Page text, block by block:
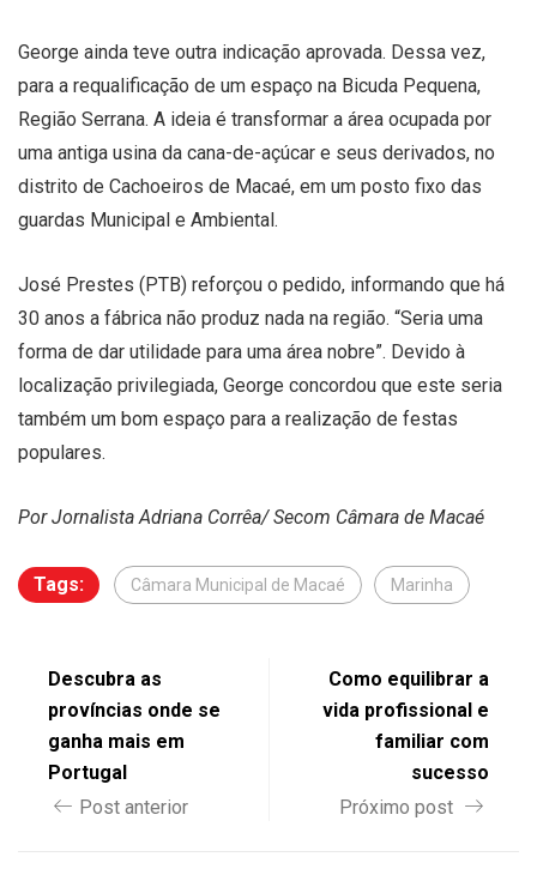
George ainda teve outra indicação aprovada. Dessa vez,
para a requalificação de um espaço na Bicuda Pequena,
Região Serrana. A ideia é transformar a área ocupada por
uma antiga usina da cana-de-açúcar e seus derivados, no
distrito de Cachoeiros de Macaé, em um posto fixo das
guardas Municipal e Ambiental.
José Prestes (PTB) reforçou o pedido, informando que há
30 anos a fábrica não produz nada na região. “Seria uma
forma de dar utilidade para uma área nobre”. Devido à
localização privilegiada, George concordou que este seria
também um bom espaço para a realização de festas
populares.
Por Jornalista Adriana Corrêa/ Secom Câmara de Macaé
Tags: Câmara Municipal de Macaé Marinha
Descubra as
províncias onde se
ganha mais em
Portugal
Post anterior
Como equilibrar a
vida profissional e
familiar com
sucesso
Próximo post